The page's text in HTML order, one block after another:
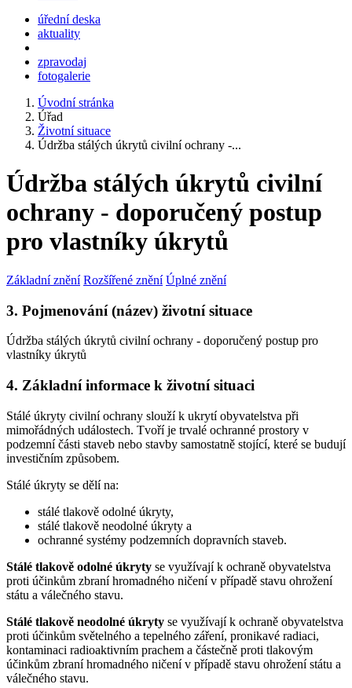
úřední deska
aktuality
zpravodaj
fotogalerie
Úvodní stránka
Úřad
Životní situace
Údržba stálých úkrytů civilní ochrany -...
Údržba stálých úkrytů civilní
ochrany - doporučený postup
pro vlastníky úkrytů
Základní znění Rozšířené znění Úplné znění
3. Pojmenování (název) životní situace
Údržba stálých úkrytů civilní ochrany - doporučený postup pro
vlastníky úkrytů
4. Základní informace k životní situaci
Stálé úkryty civilní ochrany slouží k ukrytí obyvatelstva při
mimořádných událostech. Tvoří je trvalé ochranné prostory v
podzemní části staveb nebo stavby samostatně stojící, které se budují
investičním způsobem.
Stálé úkryty se dělí na:
stálé tlakově odolné úkryty,
stálé tlakově neodolné úkryty a
ochranné systémy podzemních dopravních staveb.
Stálé tlakově odolné úkryty se využívají k ochraně obyvatelstva
proti účinkům zbraní hromadného ničení v případě stavu ohrožení
státu a válečného stavu.
Stálé tlakově neodolné úkryty se využívají k ochraně obyvatelstva
proti účinkům světelného a tepelného záření, pronikavé radiaci,
kontaminaci radioaktivním prachem a částečně proti tlakovým
účinkům zbraní hromadného ničení v případě stavu ohrožení státu a
válečného stavu.